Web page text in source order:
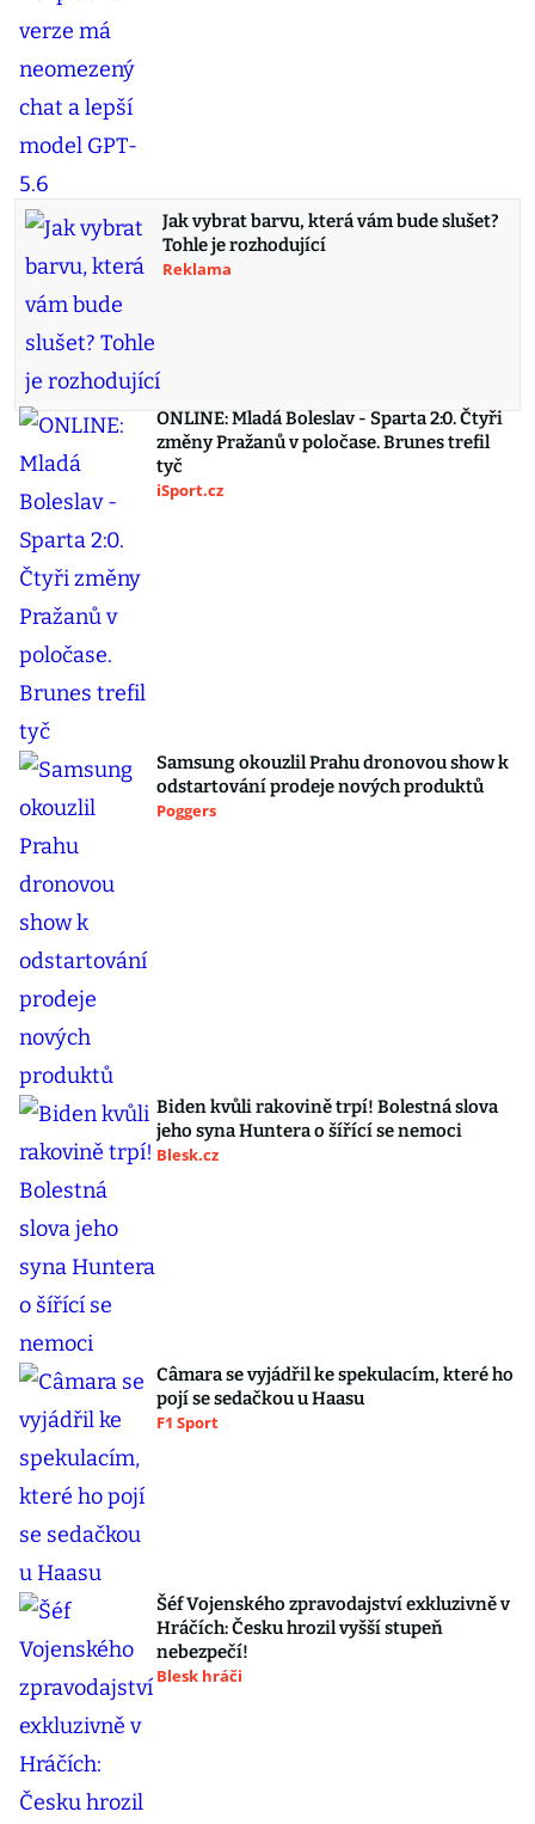
Jak vybrat barvu, která vám bude slušet?
Tohle je rozhodující
Reklama
ONLINE: Mladá Boleslav - Sparta 2:0. Čtyři
změny Pražanů v poločase. Brunes trefil
tyč
iSport.cz
Samsung okouzlil Prahu dronovou show k
odstartování prodeje nových produktů
Poggers
Biden kvůli rakovině trpí! Bolestná slova
jeho syna Huntera o šířící se nemoci
Blesk.cz
Câmara se vyjádřil ke spekulacím, které ho
pojí se sedačkou u Haasu
F1 Sport
Šéf Vojenského zpravodajství exkluzivně v
Hráčích: Česku hrozil vyšší stupeň
nebezpečí!
Blesk hráči